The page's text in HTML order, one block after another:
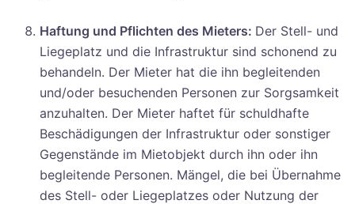
Haftung und Pflichten des Mieters: Der Stell- und
Liegeplatz und die Infrastruktur sind schonend zu
behandeln. Der Mieter hat die ihn begleitenden
und/oder besuchenden Personen zur Sorgsamkeit
anzuhalten. Der Mieter haftet für schuldhafte
Beschädigungen der Infrastruktur oder sonstiger
Gegenstände im Mietobjekt durch ihn oder ihn
begleitende Personen. Mängel, die bei Übernahme
des Stell- oder Liegeplatzes oder Nutzung der